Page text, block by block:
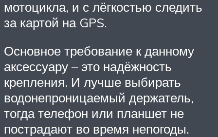
мотоцикла, и с лёгкостью следить
за картой на GPS.
Основное требование к данному
аксессуару – это надёжность
крепления. И лучше выбирать
водонепроницаемый держатель,
тогда телефон или планшет не
пострадают во время непогоды.